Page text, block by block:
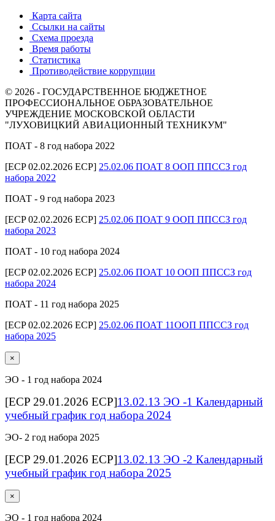
Карта сайта
Ссылки на сайты
Схема проезда
Время работы
Статистика
Противодействие коррупции
© 2026 - ГОСУДАРСТВЕННОЕ БЮДЖЕТНОЕ
ПРОФЕССИОНАЛЬНОЕ ОБРАЗОВАТЕЛЬНОЕ
УЧРЕЖДЕНИЕ МОСКОВСКОЙ ОБЛАСТИ
"ЛУХОВИЦКИЙ АВИАЦИОННЫЙ ТЕХНИКУМ"
ПОАТ - 8 год набора 2022
[ECP 02.02.2026 ECP] 25.02.06 ПОАТ 8 ООП ППССЗ год
набора 2022
ПОАТ - 9 год набора 2023
[ECP 02.02.2026 ECP] 25.02.06 ПОАТ 9 ООП ППССЗ год
набора 2023
ПОАТ - 10 год набора 2024
[ECP 02.02.2026 ECP] 25.02.06 ПОАТ 10 ООП ППССЗ год
набора 2024
ПОАТ - 11 год набора 2025
[ECP 02.02.2026 ECP] 25.02.06 ПОАТ 11ООП ППССЗ год
набора 2025
×
ЭО - 1 год набора 2024
[ECP 29.01.2026 ECP]13.02.13 ЭО -1 Календарный
учебный график год набора 2024
ЭО- 2 год набора 2025
[ECP 29.01.2026 ECP]13.02.13 ЭО -2 Календарный
учебный график год набора 2025
×
ЭО - 1 год набора 2024